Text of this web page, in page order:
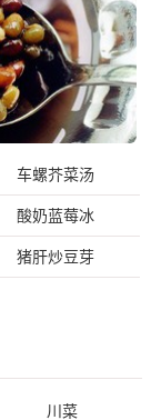
车螺芥菜汤
酸奶蓝莓冰
猪肝炒豆芽
川菜